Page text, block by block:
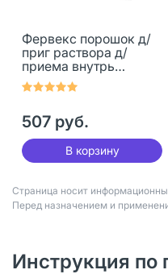
Фервекс порошок д/
приг раствора д/
приема внутрь
малина с сахаром 8
шт
507 руб.
В корзину
Страница носит
Перед назначением и
Инструкция